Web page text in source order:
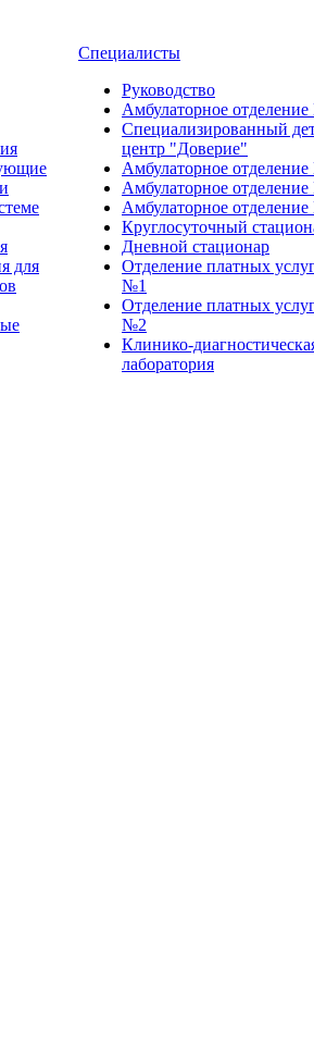
для
Специалисты
Руководство
Амбулаторное
Специализированный
центр "Доверие"
Амбулаторное
Амбулаторное
Амбулаторное
Круглосуточный
Дневной стационар
Отделение платных
№1
Отделение платных
№2
Клинико-
лаборатория